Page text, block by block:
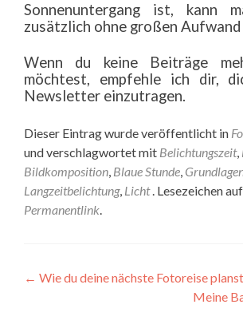
Sonnenuntergang ist, kann
zusätzlich ohne großen Aufwand
Wenn du keine Beiträge
möchtest, empfehle ich dir,
Newsletter einzutragen.
Dieser Eintrag wurde veröffentlicht in
und verschlagwortet mit Belichtungszeit,
Bildkomposition Blaue Stunde
Langzeitbelichtung, Licht. Lesezeichen
Permanentlink
← Wie du deine nächste Fotoreise planst
Meine